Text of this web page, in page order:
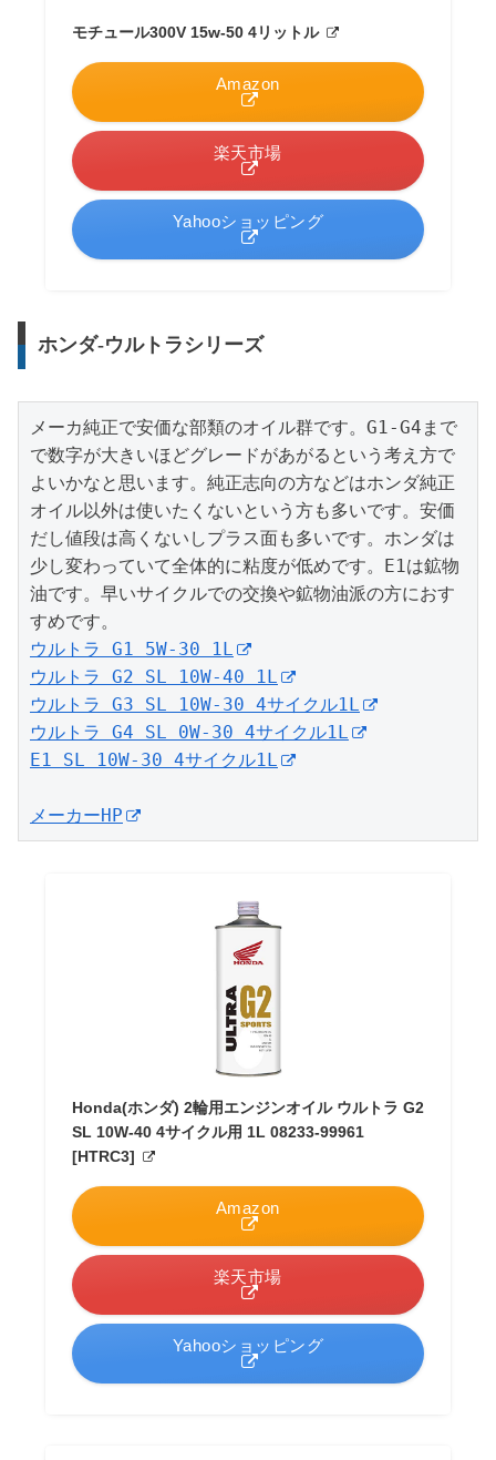
モチュール300V 15w-50 4リットル
Amazon
楽天市場
Yahooショッピング
ホンダ-ウルトラシリーズ
メーカ純正で安価な部類のオイル群です。G1-G4まで
で数字が大きいほどグレードがあがるという考え方で
よいかなと思います。純正志向の方などはホンダ純正
オイル以外は使いたくないという方も多いです。安価
だし値段は高くないしプラス面も多いです。ホンダは
少し変わっていて全体的に粘度が低めです。E1は鉱物
油です。早いサイクルでの交換や鉱物油派の方におす
ウルトラ G1 5W-30 1L
ウルトラ G2 SL 10W-40 1L
ウルトラ G3 SL 10W-30 4サイクル1L
ウルトラ G4 SL 0W-30 4サイクル1L
E1 SL 10W-30 4サイクル1L
メーカーHP
Honda(ホンダ) 2輪用エンジンオイル ウルトラ G2
SL 10W-40 4サイクル用 1L 08233-99961
[HTRC3]
Amazon
楽天市場
Yahooショッピング